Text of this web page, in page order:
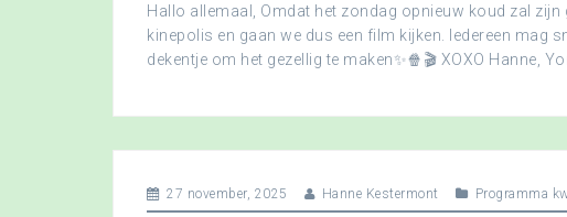
Hallo allemaal, Omdat het zondag opnieuw koud zal
kinepolis en gaan we dus een film kijken. Iedereen mag
dekentje om het gezellig te maken✨🍿🎬 XOXO Hanne,
27 november, 2025 Hanne Kestermont Programma